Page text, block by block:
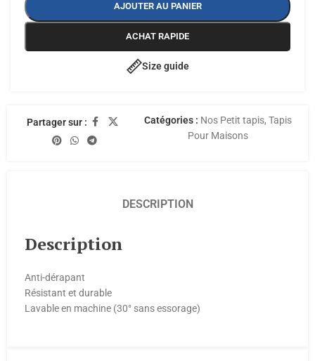
AJOUTER AU PANIER
ACHAT RAPIDE
Size guide
Partager sur : Catégories : Nos Petit tapis, Tapis
Pour Maisons
DESCRIPTION
Description
Anti-dérapant
Résistant et durable
Lavable en machine (30° sans essorage)